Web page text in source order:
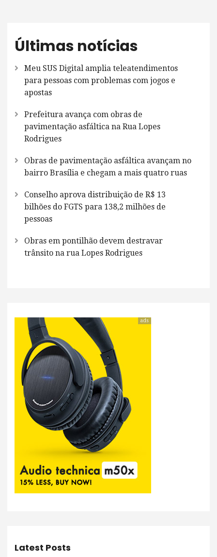
Últimas notícias
Meu SUS Digital amplia teleatendimentos
para pessoas com problemas com jogos e
apostas
Prefeitura avança com obras de
pavimentação asfáltica na Rua Lopes
Rodrigues
Obras de pavimentação asfáltica avançam no
bairro Brasília e chegam a mais quatro ruas
Conselho aprova distribuição de R$ 13
bilhões do FGTS para 138,2 milhões de
pessoas
Obras em pontilhão devem destravar
trânsito na rua Lopes Rodrigues
ads
Latest Posts